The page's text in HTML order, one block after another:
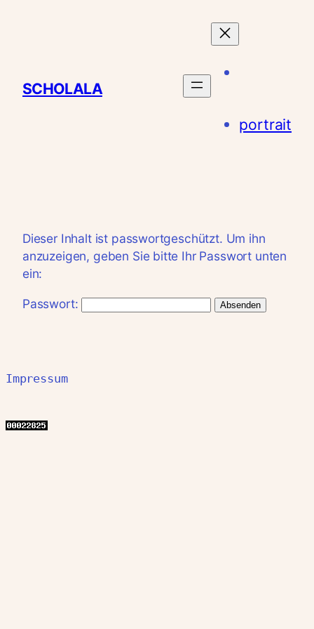
SCHOLALA
portrait
Dieser Inhalt ist passwortgeschützt. Um ihn
anzuzeigen, geben Sie bitte Ihr Passwort unten
ein:
Passwort:
Impressum